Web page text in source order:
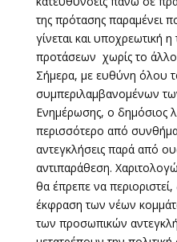
της πρότασης παραμένει
γίνεται και υποχρεωτική
προτάσεων χωρίς το
Σήμερα, με ευθύνη όλου
συμπεριλαμβανομένων
Ενημέρωσης, ο δημόσιος
περισσότερο από
αντεγκλήσεις παρά από
αντιπαράθεση.
θα έπρεπε να περιοριστεί,
έκφραση των νέων
των προσωπικών